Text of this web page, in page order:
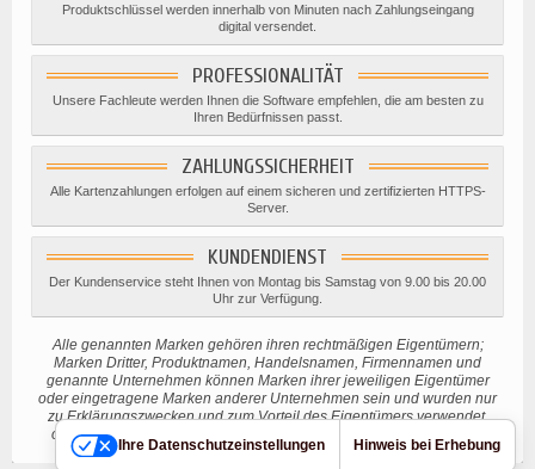
Produktschlüssel werden innerhalb von Minuten nach Zahlungseingang
digital versendet.
PROFESSIONALITÄT
Unsere Fachleute werden Ihnen die Software empfehlen, die am besten zu
Ihren Bedürfnissen passt.
ZAHLUNGSSICHERHEIT
Alle Kartenzahlungen erfolgen auf einem sicheren und zertifizierten HTTPS-
Server.
KUNDENDIENST
Der Kundenservice steht Ihnen von Montag bis Samstag von 9.00 bis 20.00
Uhr zur Verfügung.
Alle genannten Marken gehören ihren rechtmäßigen Eigentümern;
Marken Dritter, Produktnamen, Handelsnamen, Firmennamen und
genannte Unternehmen können Marken ihrer jeweiligen Eigentümer
oder eingetragene Marken anderer Unternehmen sein und wurden nur
zu Erklärungszwecken und zum Vorteil des Eigentümers verwendet,
ohne eine Verletzung des geltenden Urheberrechts beabsichtigen.
Ihre Datenschutzeinstellungen Hinweis bei Erhebung